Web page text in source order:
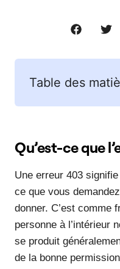
Table des
Qu’est-ce que
Une erreur 403
ce que vous
donner. C’est comme
personne à l’intérieur
se produit
de la bonne